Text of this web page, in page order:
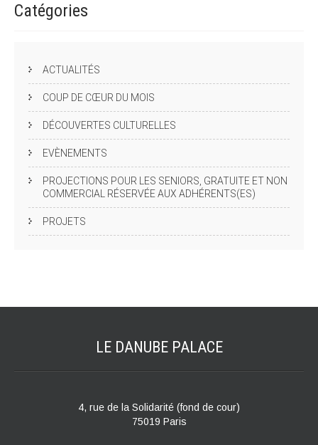
Catégories
ACTUALITÉS
COUP DE CŒUR DU MOIS
DÉCOUVERTES CULTURELLES
EVÈNEMENTS
PROJECTIONS POUR LES SENIORS, GRATUITE ET NON
COMMERCIAL RÉSERVÉE AUX ADHÉRENTS(ES)
PROJETS
LE DANUBE PALACE
4, rue de la Solidarité (fond de cour)
75019 Paris